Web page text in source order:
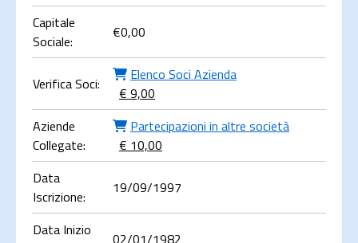
Capitale
Sociale:
€0,00
Verifica Soci:
Elenco Soci Azienda
€ 9,00
Aziende
Collegate:
Partecipazioni in altre società
€ 10,00
Data
Iscrizione:
19/09/1997
Data Inizio
02/01/1982